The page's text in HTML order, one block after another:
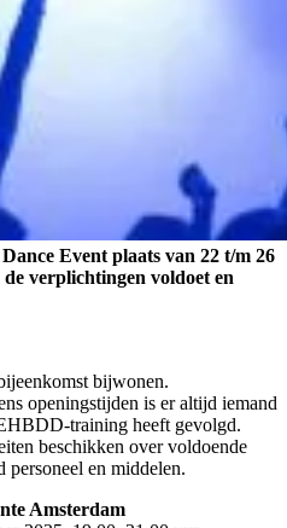
Event plaats van 22 t/m 26
verplichtingen voldoet en
bijwonen.
openingstijden is er altijd iemand
training heeft gevolgd.
beschikken over voldoende
personeel en middelen.
Amsterdam